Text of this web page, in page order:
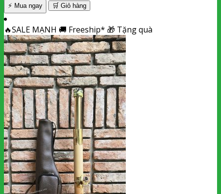
⚡ Mua ngay 🛒 Giỏ hàng
🔥SALE MẠNH 🚚 Freeship* 🎁 Tặng quà